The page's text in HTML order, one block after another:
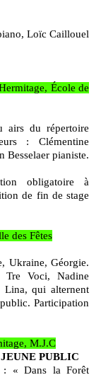
Loïc Caillouel
École de
airs du répertoire
: Clémentine
Besselaer pianiste.
obligatoire à
de fin de stage
des Fêtes
Ukraine, Géorgie.
Voci, Nadine
Lina, qui alternent
Participation
M.J.C
PUBLIC
: « Dans la Forêt